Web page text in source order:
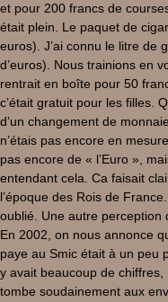
et pour 200 francs de
était plein. Le paquet de
euros). J’ai connu le litre de
d’euros). Nous trainions en
rentrait en boîte pour 50
c’était gratuit pour les filles.
d’un changement de
n’étais pas encore en
pas encore de « l’Euro »,
entendant cela. Ca faisait
l’époque des Rois de
oublié. Une autre perception
En 2002, on nous annonce
paye au Smic était à un peu
y avait beaucoup de
tombe soudainement aux